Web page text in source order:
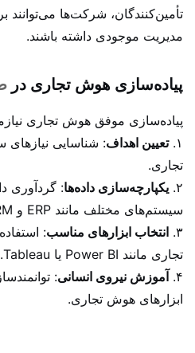
تأمین‌کنندگان، شرکت‌ها می‌توانند
مدیریت موجودی داشته باشند.
پیاده‌سازی هوش تجاری در
پیاده‌سازی موفق هوش تجاری
۱. تعیین اهداف: شناسایی
تجاری.
۲. یکپارچه‌سازی داده‌ها: گردآوری
سیستم‌های مختلف مانند ERP و CRM.
۳. انتخاب ابزارهای مناسب:
تجاری مانند Power BI یا Tableau.
۴. آموزش نیروی انسانی:
ابزارهای هوش تجاری.